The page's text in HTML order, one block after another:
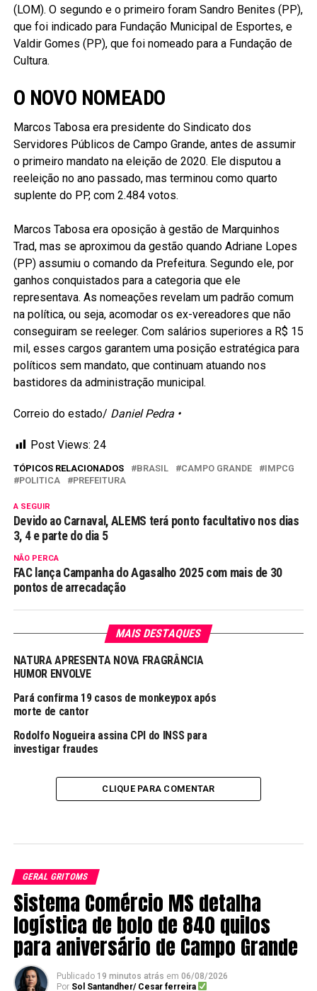
(LOM). O segundo e o primeiro foram Sandro Benites (PP),
que foi indicado para Fundação Municipal de Esportes, e
Valdir Gomes (PP), que foi nomeado para a Fundação de
Cultura.
O NOVO NOMEADO
Marcos Tabosa era presidente do Sindicato dos
Servidores Públicos de Campo Grande, antes de assumir
o primeiro mandato na eleição de 2020. Ele disputou a
reeleição no ano passado, mas terminou como quarto
suplente do PP, com 2.484 votos.
Marcos Tabosa era oposição à gestão de Marquinhos
Trad, mas se aproximou da gestão quando Adriane Lopes
(PP) assumiu o comando da Prefeitura. Segundo ele, por
ganhos conquistados para a categoria que ele
representava. As nomeações revelam um padrão comum
na política, ou seja, acomodar os ex-vereadores que não
conseguiram se reeleger. Com salários superiores a R$ 15
mil, esses cargos garantem uma posição estratégica para
políticos sem mandato, que continuam atuando nos
bastidores da administração municipal.
Correio do estado/ Daniel Pedra •
Post Views: 24
TÓPICOS RELACIONADOS BRASIL CAMPO GRANDE
IMPCG
POLITICA
PREFEITURA
A SEGUIR
Devido ao Carnaval, ALEMS terá ponto facultativo nos dias
3, 4 e parte do dia 5
NÃO PERCA
FAC lança Campanha do Agasalho 2025 com mais de 30
pontos de arrecadação
MAIS DESTAQUES
NATURA APRESENTA NOVA FRAGRÂNCIA
HUMOR ENVOLVE
Pará confirma 19 casos de monkeypox após
morte de cantor
Rodolfo Nogueira assina CPI do INSS para
investigar fraudes
CLIQUE PARA COMENTAR
GERAL GRITOMS
Sistema Comércio MS detalha
logística de bolo de 840 quilos
para aniversário de Campo Grande
Publicado 19 minutos atrás em 06/08/2026
Por Sol Santandher/ Cesar ferreira